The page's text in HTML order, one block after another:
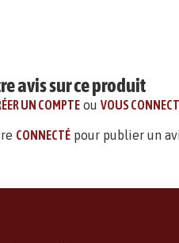
avis sur ce produit
UN COMPTEou VOUS
CONNECTÉpour publier un